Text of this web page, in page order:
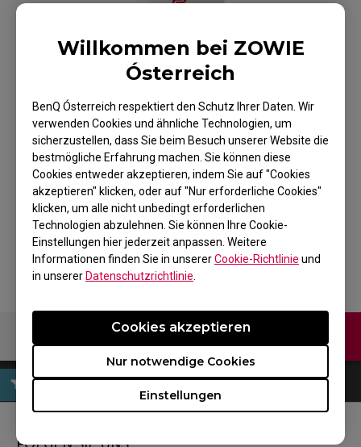
Willkommen bei ZOWIE
Ósterreich
BenQ Ósterreich respektiert den Schutz Ihrer Daten. Wir
verwenden Cookies und ähnliche Technologien, um
sicherzustellen, dass Sie beim Besuch unserer Website die
bestmögliche Erfahrung machen. Sie können diese
Cookies entweder akzeptieren, indem Sie auf "Cookies
akzeptieren" klicken, oder auf "Nur erforderliche Cookies"
klicken, um alle nicht unbedingt erforderlichen
Technologien abzulehnen. Sie können Ihre Cookie-
Einstellungen hier jederzeit anpassen. Weitere
Informationen finden Sie in unsererCookie-Richtlinie und
in unserer Datenschutzrichtlinie
Einstellungen
Nur notwendige Cookies
Cookies akzeptieren
ZOWIE FK1-B V2
Maus Für Esport -
Weiße Edition
Zurück zum Produkt
Kontaktiere uns
FOLGEN SIE UNS